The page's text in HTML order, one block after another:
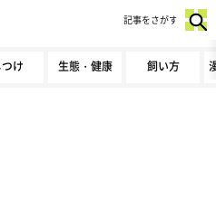
つけ 生態・健康 飼い方
記事をさがす